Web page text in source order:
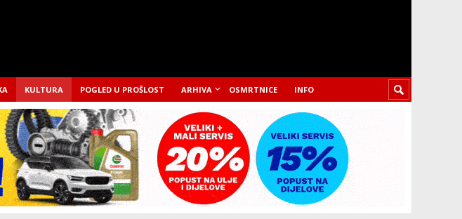
KULTURA POGLED U PROŠLOST ARHIVA OSMRTNICE INFO